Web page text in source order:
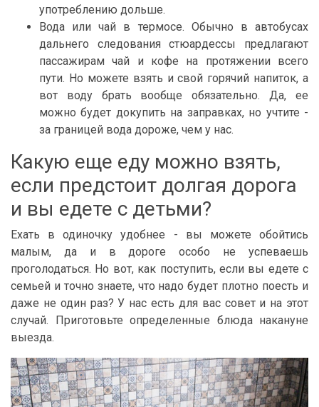
употреблению дольше.
Вода или чай в термосе. Обычно в автобусах
дальнего следования стюардессы предлагают
пассажирам чай и кофе на протяжении всего
пути. Но можете взять и свой горячий напиток, а
вот воду брать вообще обязательно. Да, ее
можно будет докупить на заправках, но учтите -
за границей вода дороже, чем у нас.
Какую еще еду можно взять,
если предстоит долгая дорога
и вы едете с детьми?
Ехать в одиночку удобнее - вы можете обойтись
малым, да и в дороге особо не успеваешь
проголодаться. Но вот, как поступить, если вы едете с
семьей и точно знаете, что надо будет плотно поесть и
даже не один раз? У нас есть для вас совет и на этот
случай. Приготовьте определенные блюда накануне
выезда.